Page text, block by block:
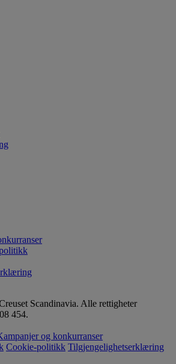
Scandinavia. Alle rettigheter
454.
og konkurranser
Cookie-politikk Tilgjengelighetserklæring